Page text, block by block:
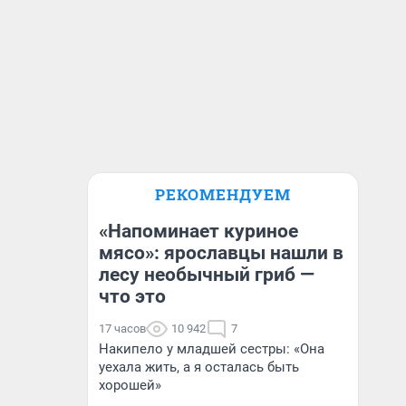
РЕКОМЕНДУЕМ
«Напоминает куриное
мясо»: ярославцы нашли в
лесу необычный гриб —
что это
17 часов 10 942 7
Накипело у младшей сестры: «Она
уехала жить, а я осталась быть
хорошей»